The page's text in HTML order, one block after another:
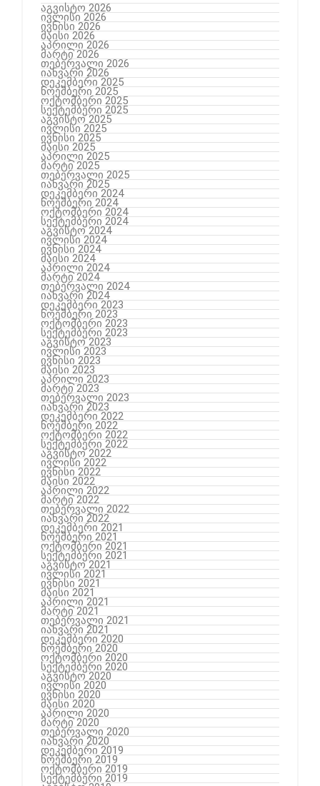
აგვისტო 2026
ივლისი 2026
ივნისი 2026
მაისი 2026
აპრილი 2026
მარტი 2026
თებერვალი 2026
იანვარი 2026
დეკემბერი 2025
ნოემბერი 2025
ოქტომბერი 2025
სექტემბერი 2025
აგვისტო 2025
ივლისი 2025
ივნისი 2025
მაისი 2025
აპრილი 2025
მარტი 2025
თებერვალი 2025
იანვარი 2025
დეკემბერი 2024
ნოემბერი 2024
ოქტომბერი 2024
სექტემბერი 2024
აგვისტო 2024
ივლისი 2024
ივნისი 2024
მაისი 2024
აპრილი 2024
მარტი 2024
თებერვალი 2024
იანვარი 2024
დეკემბერი 2023
ნოემბერი 2023
ოქტომბერი 2023
სექტემბერი 2023
აგვისტო 2023
ივლისი 2023
ივნისი 2023
მაისი 2023
აპრილი 2023
მარტი 2023
თებერვალი 2023
იანვარი 2023
დეკემბერი 2022
ნოემბერი 2022
ოქტომბერი 2022
სექტემბერი 2022
აგვისტო 2022
ივლისი 2022
ივნისი 2022
მაისი 2022
აპრილი 2022
მარტი 2022
თებერვალი 2022
იანვარი 2022
დეკემბერი 2021
ნოემბერი 2021
ოქტომბერი 2021
სექტემბერი 2021
აგვისტო 2021
ივლისი 2021
ივნისი 2021
მაისი 2021
აპრილი 2021
მარტი 2021
თებერვალი 2021
იანვარი 2021
დეკემბერი 2020
ნოემბერი 2020
ოქტომბერი 2020
სექტემბერი 2020
აგვისტო 2020
ივლისი 2020
ივნისი 2020
მაისი 2020
აპრილი 2020
მარტი 2020
თებერვალი 2020
იანვარი 2020
დეკემბერი 2019
ნოემბერი 2019
ოქტომბერი 2019
სექტემბერი 2019